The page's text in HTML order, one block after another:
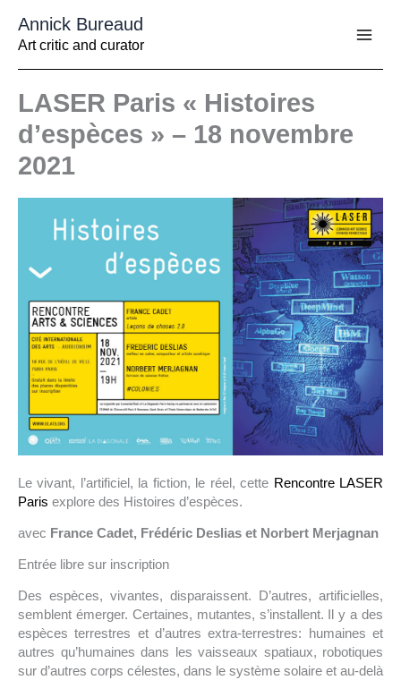
contenu
Annick Bureaud
Art critic and curator
LASER Paris « Histoires
d’espèces » – 18 novembre
2021
Le vivant, l’artificiel, la fiction, le réel, cette Rencontre LASER
Paris explore des Histoires d’espèces.
avec France Cadet, Frédéric Deslias et Norbert Merjagnan
Entrée libre sur inscription
Des espèces, vivantes, disparaissent. D’autres, artificielles,
semblent émerger. Certaines, mutantes, s’installent. Il y a des
espèces terrestres et d’autres extra-terrestres: humaines et
autres qu’humaines dans les vaisseaux spatiaux, robotiques
sur d’autres corps célestes, dans le système solaire et au-delà